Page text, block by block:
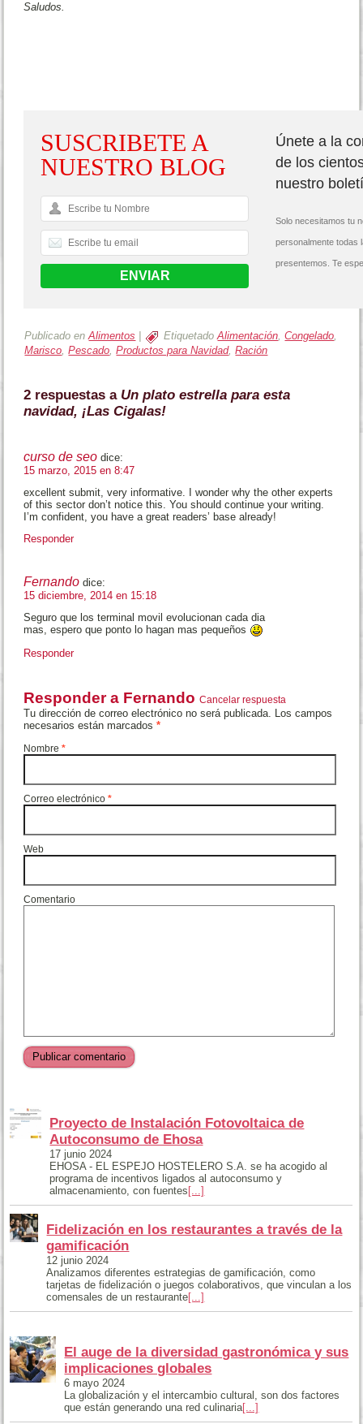
Saludos.
SUSCRIBETE A
NUESTRO BLOG
Únete a la
de los
nuestro
Solo necesitamos tu
personalmente todas
presentemos. Te
Publicado en Alimentos Etiquetado Alimentación,Congelado,
Marisco,Pescado,Productos para Navidad,Ración
2 respuestas a Un plato estrella para esta
navidad, ¡Las Cigalas!
curso de seo dice:
15 marzo, 2015 en 8:47
excellent submit, very informative. I wonder why the other experts
of this sector don’t notice this. You should continue your writing.
I’m confident, you have a great readers’ base already!
Responder
Fernando dice:
15 diciembre, 2014 en 15:18
Seguro que los terminal movil evolucionan cada dia
mas, espero que ponto lo hagan mas pequeños
Responder
Responder a Fernando Cancelar respuesta
Tu dirección de correo electrónico no será publicada. Los campos
necesarios están marcados*
Nombre*
Correo electrónico*
Web
Comentario
Proyecto de Instalación Fotovoltaica de
Autoconsumo de Ehosa
17 junio 2024
EHOSA - EL ESPEJO HOSTELERO S.A. se ha acogido al
programa de incentivos ligados al autoconsumo y
almacenamiento, con fuentes [...]
Fidelización en los restaurantes a través de la
gamificación
12 junio 2024
Analizamos diferentes estrategias de gamificación, como
tarjetas de fidelización o juegos colaborativos, que vinculan a los
comensales de un restaurante[...]
El auge de la diversidad gastronómica y sus
implicaciones globales
6 mayo 2024
La globalización y el intercambio cultural, son dos factores
que están generando una red culinaria[...]